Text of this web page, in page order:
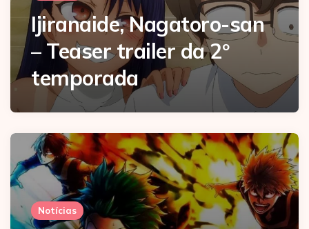
Ijiranaide, Nagatoro-san
– Teaser trailer da 2º
temporada
Notícias